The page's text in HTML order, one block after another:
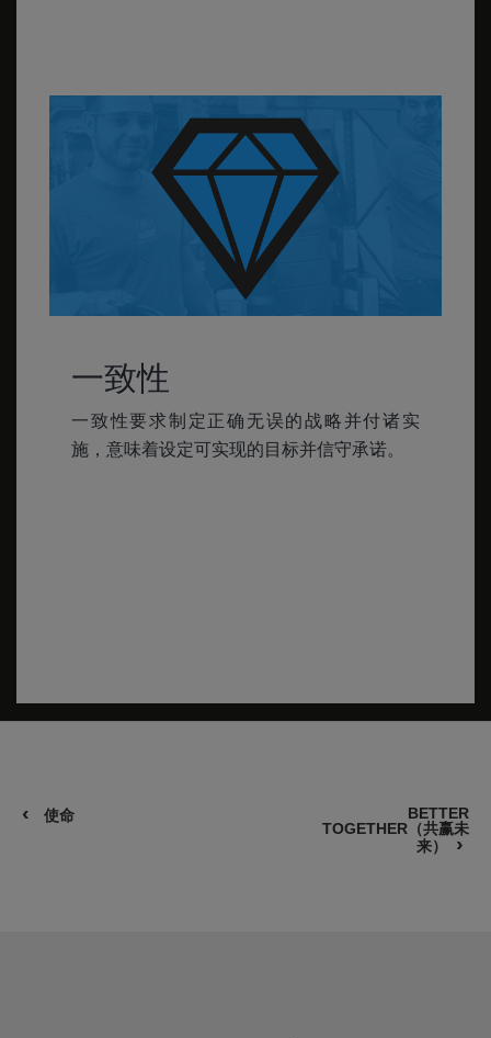
一致性
一致性要求制定正确无误的战略并付诸实
施，意味着设定可实现的目标并信守承诺。
使命
BETTER
TOGETHER（共赢未
来）